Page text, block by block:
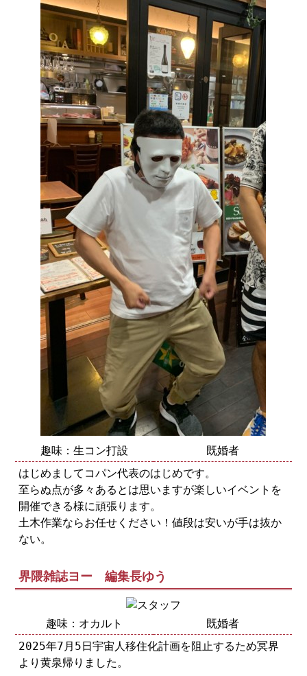
趣味：生コン打設
既婚者
はじめましてコパン代表のはじめです。
至らぬ点が多々あるとは思いますが楽しいイベントを
開催できる様に頑張ります。
土木作業ならお任せください！値段は安いが手は抜か
ない。
界隈雑誌ヨー 編集長ゆう
趣味：オカルト
既婚者
2025年7月5日宇宙人移住化計画を阻止するため冥界
より黄泉帰りました。